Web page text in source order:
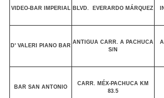
VIDEO-BAR IMPERIAL BLVD. EVERARDO MÁRQUEZ
D' VALERI PIANO BAR
ANTIGUA CARR. A PACHUCA
S/N
BAR SAN ANTONIO
CARR. MÉX-PACHUCA KM
83.5